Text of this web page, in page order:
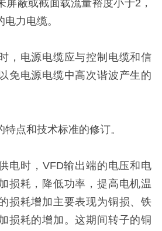
屏蔽或截面载流量裕度小于2，
力电缆。
电源电缆应与控制电缆和信
免电源电缆中高次谐波产生的
点和技术标准的修订。
时，VFD输出端的电压和电
损耗，降低功率，提高电机温
损耗增加主要表现为铜损、铁
损耗的增加。这期间转子的铜